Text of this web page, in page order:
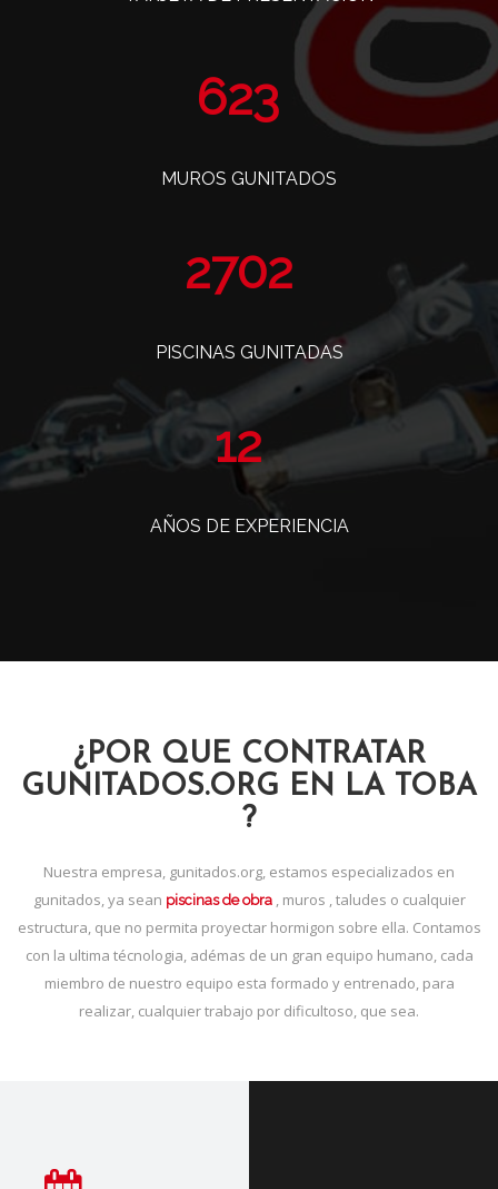
760
MUROS GUNITADOS
3296
PISCINAS GUNITADAS
14
AÑOS DE EXPERIENCIA
¿POR QUE CONTRATAR
GUNITADOS.ORG EN LA TOBA
?
Nuestra empresa, gunitados.org, estamos especializados en
gunitados, ya sean piscinas de obra, muros , taludes o cualquier
estructura, que no permita proyectar hormigon sobre ella. Contamos
con la ultima técnologia, adémas de un gran equipo humano, cada
miembro de nuestro equipo esta formado y entrenado, para
realizar, cualquier trabajo por dificultoso, que sea.